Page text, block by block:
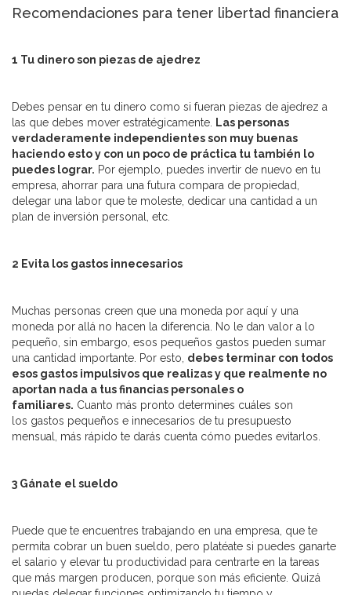
Recomendaciones para tener libertad financiera
1 Tu dinero son piezas de ajedrez
Debes pensar en tu dinero como si fueran piezas de ajedrez a
las que debes mover estratégicamente.
Las personas
verdaderamente independientes son muy buenas
haciendo esto y con un poco de práctica tu también lo
puedes lograr. Por ejemplo, puedes invertir de nuevo en tu
empresa, ahorrar para una futura compara de propiedad,
delegar una labor que te moleste, dedicar una cantidad a un
plan de inversión personal, etc.
2 Evita los gastos innecesarios
Muchas personas creen que una moneda por aquí y una
moneda por allá no hacen la diferencia. No le dan valor a lo
pequeño, sin embargo, esos pequeños gastos pueden sumar
una cantidad importante. Por esto, debes terminar con todos
esos gastos impulsivos que realizas y que realmente no
aportan nada a tus financias personales o
familiares. Cuanto más pronto determines cuáles son
los gastos pequeños e innecesarios de tu presupuesto
mensual, más rápido te darás cuenta cómo puedes evitarlos.
3 Gánate el sueldo
Puede que te encuentres trabajando en una empresa, que te
permita cobrar un buen sueldo, pero platéate si puedes ganarte
el salario y elevar tu productividad para centrarte en la tareas
que más margen producen, porque son más eficiente. Quizá